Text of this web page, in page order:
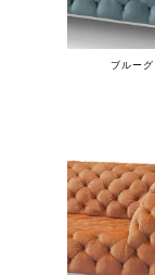
ブルーグ